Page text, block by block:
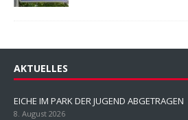
AKTUELLES
EICHE IM PARK DER JUGEND ABGETRAGEN
8. August 2026